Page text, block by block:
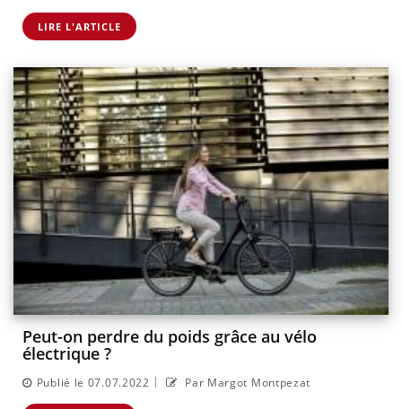
LIRE L'ARTICLE
Peut-on perdre du poids grâce au vélo
électrique ?
Publié le 07.07.2022 | Par Margot Montpezat